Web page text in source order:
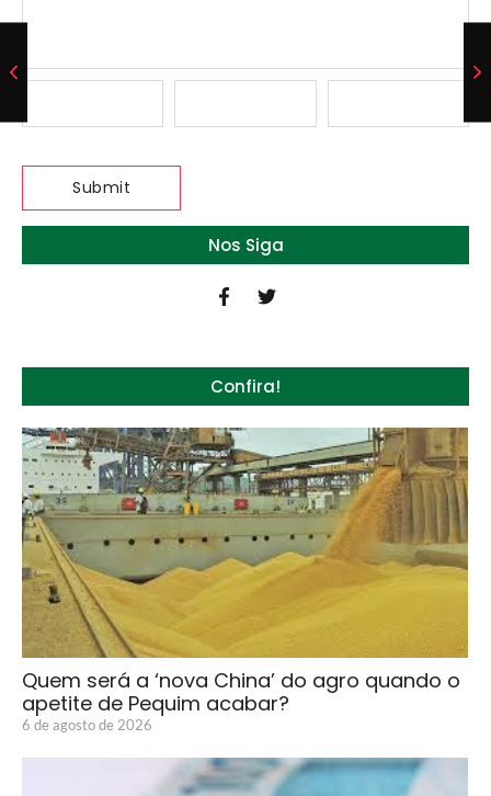
Nos Siga
Confira!
Quem será a ‘nova China’ do agro quando o
apetite de Pequim acabar?
6 de agosto de 2026